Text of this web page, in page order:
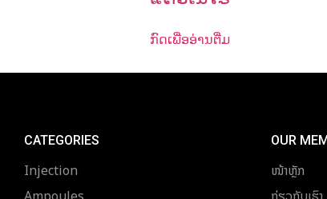
ກົດເພື່ອອ່ານຕື່ມ
CATEGORIES
Injection
OUR
ໜ້າຫຼັກ